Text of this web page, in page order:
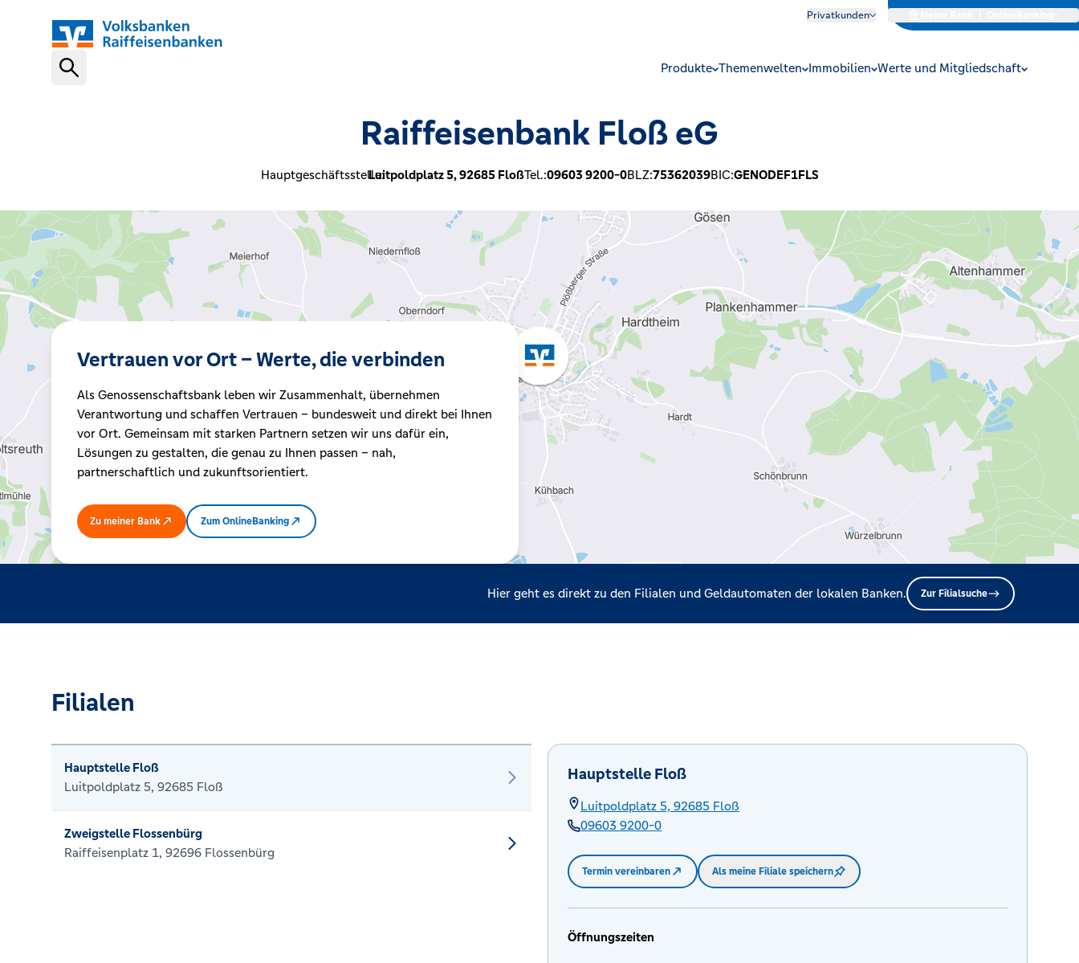
Privatkunden
VR Banking App
Kreditrechner
Immobilien
Produkte Themenwelten Immobilien Werte und Mitgliedschaft
Raiffeisenbank Floß eG
Hauptgeschäftsstelle:Luitpoldplatz 5,92685 FloßTel.:09603 9200-0BLZ:75362039BIC:GENODEF1FLS
Vertrauen vor Ort – Werte, die verbinden
Als Genossenschaftsbank leben wir Zusammenhalt, übernehmen
Verantwortung und schaffen Vertrauen – bundesweit und direkt bei Ihnen
vor Ort. Gemeinsam mit starken Partnern setzen wir uns dafür ein,
Lösungen zu gestalten, die genau zu Ihnen passen – nah,
partnerschaftlich und zukunftsorientiert.
Zu meiner Bank Zum OnlineBanking
Hier geht es direkt zu den Filialen und Geldautomaten der lokalen Banken. Zur Filialsuche
Filialen
Hauptstelle Floß
Luitpoldplatz 5, 92685 Floß
Zweigstelle Flossenbürg
Raiffeisenplatz 1, 92696 Flossenbürg
Hauptstelle Floß
Luitpoldplatz 5, 92685 Floß
09603 9200-0
Termin vereinbaren Als meine Filiale speichern
Öffnungszeiten